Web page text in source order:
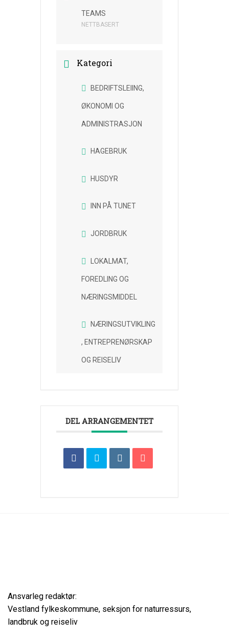
TEAMS
NETTBASERT
Kategori
BEDRIFTSLEIING,
ØKONOMI OG
ADMINISTRASJON
HAGEBRUK
HUSDYR
INN PÅ TUNET
JORDBRUK
LOKALMAT,
FOREDLING OG
NÆRINGSMIDDEL
NÆRINGSUTVIKLING
, ENTREPRENØRSKAP
OG REISELIV
DEL ARRANGEMENTET
Ansvarleg redaktør:
Vestland fylkeskommune, seksjon for naturressurs,
landbruk og reiseliv